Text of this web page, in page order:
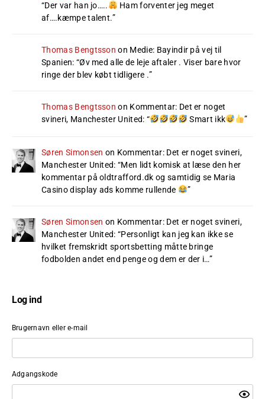
“Der var han jo…..
Ham forventer jeg meget
af….kæmpe talent.”
Thomas Bengtsson on Medie: Bayindir på vej til
Spanien: “Øv med alle de leje aftaler . Viser bare hvor
ringe der blev købt tidligere .”
Thomas Bengtsson on Kommentar: Det er noget
svineri, Manchester United: “ Smart ikk ”
Søren Simonsen on Kommentar: Det er noget svineri,
Manchester United: “Men lidt komisk at læse den her
kommentar på oldtrafford.dk og samtidig se Maria
Casino display ads komme rullende
”
Søren Simonsen on Kommentar: Det er noget svineri,
Manchester United: “Personligt kan jeg kan ikke se
hvilket fremskridt sportsbetting måtte bringe
fodbolden andet end penge og dem er der i…”
Log ind
Brugernavn eller e-mail
Adgangskode